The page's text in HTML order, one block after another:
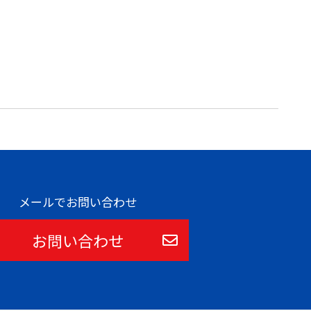
メールでお問い合わせ
お問い合わせ